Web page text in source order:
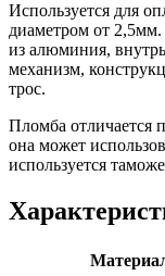
Используется для
диаметром от
из алюминия,
механизм,
трос.
Пломба отличается
она может
используется